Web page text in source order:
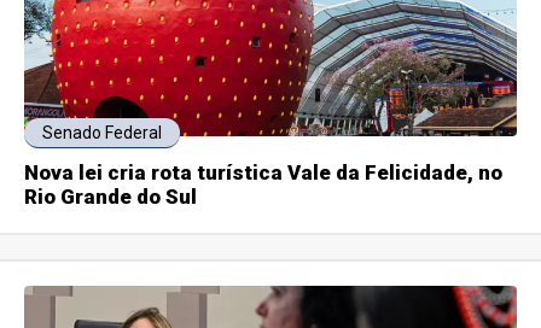
Senado Federal
Nova lei cria rota turística Vale da Felicidade, no
Rio Grande do Sul